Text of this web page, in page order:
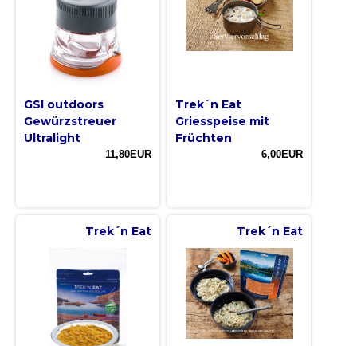
GSI outdoors
Gewürzstreuer
Ultralight
11,80EUR
Trek´n Eat
Griesspeise mit
Früchten
6,00EUR
Trek´n Eat Trek´n Eat